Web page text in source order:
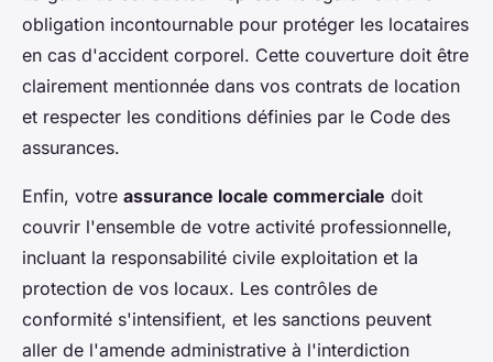
obligation incontournable pour protéger les locataires
en cas d'accident corporel. Cette couverture doit être
clairement mentionnée dans vos contrats de location
et respecter les conditions définies par le Code des
assurances.
Enfin, votre assurance locale commerciale doit
couvrir l'ensemble de votre activité professionnelle,
incluant la responsabilité civile exploitation et la
protection de vos locaux. Les contrôles de
conformité s'intensifient, et les sanctions peuvent
aller de l'amende administrative à l'interdiction